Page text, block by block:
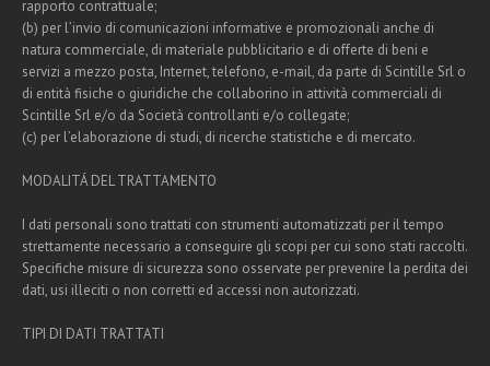
rapporto contrattuale;
(b) per l’invio di comunicazioni informative e promozionali anche di
natura commerciale, di materiale pubblicitario e di offerte di beni e
servizi a mezzo posta, Internet, telefono, e-mail, da parte di Scintille Srl o
di entità fisiche o giuridiche che collaborino in attività commerciali di
Scintille Srl e/o da Società controllanti e/o collegate;
(c) per l’elaborazione di studi, di ricerche statistiche e di mercato.
MODALITÁ DEL TRATTAMENTO
I dati personali sono trattati con strumenti automatizzati per il tempo
strettamente necessario a conseguire gli scopi per cui sono stati raccolti.
Specifiche misure di sicurezza sono osservate per prevenire la perdita dei
dati, usi illeciti o non corretti ed accessi non autorizzati.
TIPI DI DATI TRATTATI